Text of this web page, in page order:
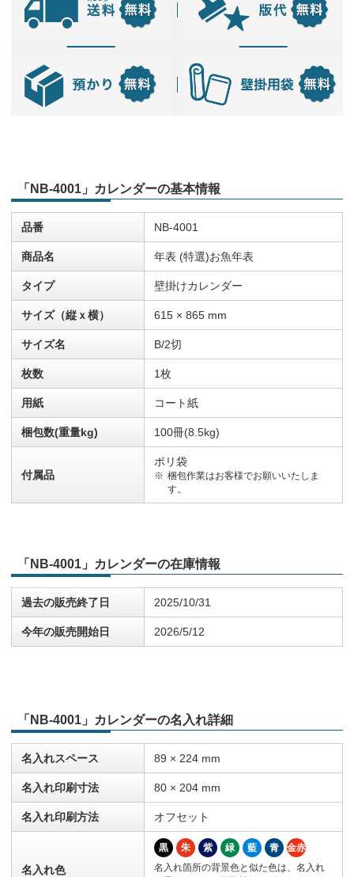
「NB-4001」カレンダーの基本情報
品番 NB-4001
商品名 年表 (特選)お魚年表
タイプ 壁掛けカレンダー
サイズ（縦ｘ横） 615 × 865 mm
サイズ名 B/2切
枚数 1枚
用紙 コート紙
梱包数(重量kg) 100冊(8.5kg)
付属品
ポリ袋
梱包作業はお客様でお願いいたしま
す。
「NB-4001」カレンダーの在庫情報
過去の販売終了日 2025/10/31
今年の販売開始日 2026/5/12
「NB-4001」カレンダーの名入れ詳細
名入れスペース 89 × 224 mm
名入れ印刷寸法 80 × 204 mm
名入れ印刷方法 オフセット
名入れ色
黒 朱 紫 緑 藍 青
金赤
名入れ箇所の背景色と似た色は、名入れ